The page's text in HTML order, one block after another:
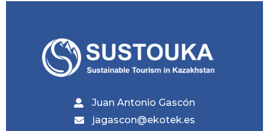
Juan Antonio Gascón
jagascon@ekotek.es